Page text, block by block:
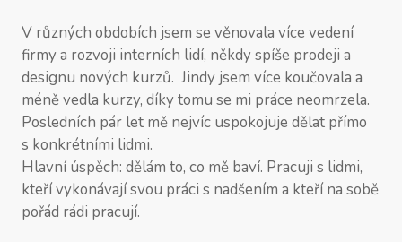
V různých obdobích jsem se věnovala více vedení
firmy a rozvoji interních lidí, někdy spíše prodeji a
designu nových kurzů. Jindy jsem více koučovala a
méně vedla kurzy, díky tomu se mi práce neomrzela.
Posledních pár let mě nejvíc uspokojuje dělat přímo
s konkrétními lidmi.
Hlavní úspěch: dělám to, co mě baví. Pracuji s lidmi,
kteří vykonávají svou práci s nadšením a kteří na sobě
pořád rádi pracují.